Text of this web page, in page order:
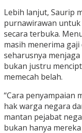
Lebih lanjut, Saurip
purnawirawan
secara terbuka.
masih menerima
seharusnya
bukan justru
memecah belah.
“Cara penyampaian
hak warga negara
mantan pejabat
bukan hanya